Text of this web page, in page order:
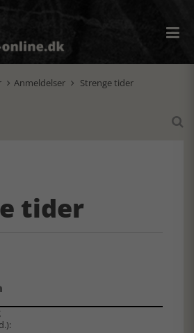
 Anmeldelser  Strenge tider

tider